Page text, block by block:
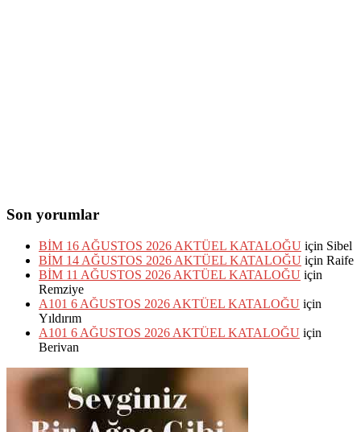
Son yorumlar
BİM 16 AĞUSTOS 2026 AKTÜEL KATALOĞU için Sibel
BİM 14 AĞUSTOS 2026 AKTÜEL KATALOĞU için Raife
BİM 11 AĞUSTOS 2026 AKTÜEL KATALOĞU için
Remziye
A101 6 AĞUSTOS 2026 AKTÜEL KATALOĞU için
Yıldırım
A101 6 AĞUSTOS 2026 AKTÜEL KATALOĞU için
Berivan